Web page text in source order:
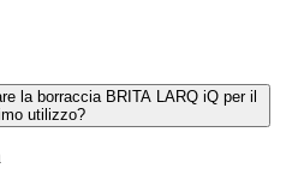
la borraccia BRITA LARQ iQ per il
utilizzo?